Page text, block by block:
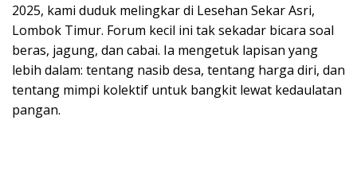
2025, kami duduk melingkar di Lesehan Sekar Asri,
Lombok Timur. Forum kecil ini tak sekadar bicara soal
beras, jagung, dan cabai. Ia mengetuk lapisan yang
lebih dalam: tentang nasib desa, tentang harga diri, dan
tentang mimpi kolektif untuk bangkit lewat kedaulatan
pangan.